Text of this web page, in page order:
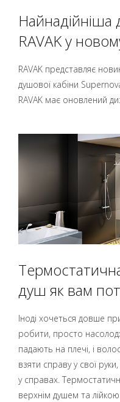
Найнадійніша
RAVAK у
RAVAK представляє
душової кабіни
RAVAK має оновлений
душ як вам
Іноді хочеться довше
робити, просто
падають на плечі, і
взяти справу у свої
у справах.
верхнім душем та